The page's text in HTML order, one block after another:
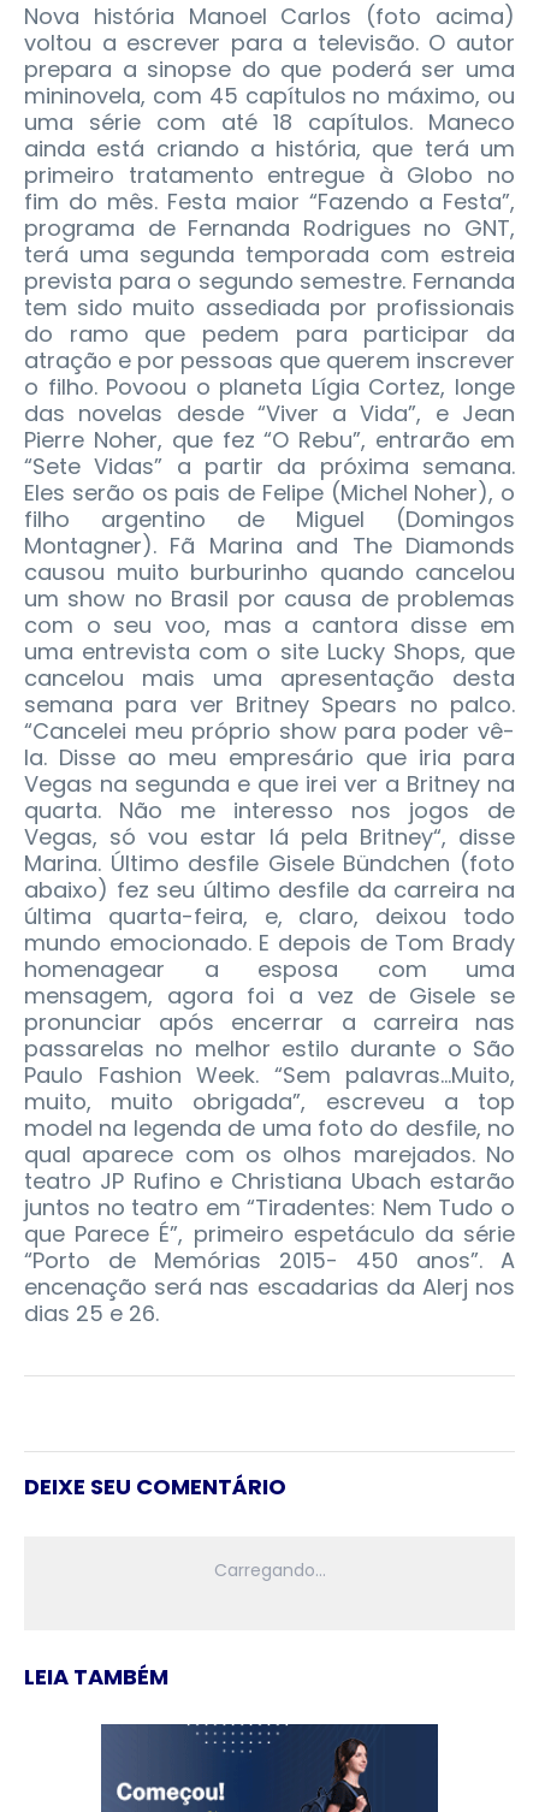
Nova história Manoel Carlos (foto acima)
voltou a escrever para a televisão. O autor
prepara a sinopse do que poderá ser uma
mininovela, com 45 capítulos no máximo, ou
uma série com até 18 capítulos. Maneco
ainda está criando a história, que terá um
primeiro tratamento entregue à Globo no
fim do mês. Festa maior “Fazendo a Festa”,
programa de Fernanda Rodrigues no GNT,
terá uma segunda temporada com estreia
prevista para o segundo semestre. Fernanda
tem sido muito assediada por profissionais
do ramo que pedem para participar da
atração e por pessoas que querem inscrever
o filho. Povoou o planeta Lígia Cortez, longe
das novelas desde “Viver a Vida”, e Jean
Pierre Noher, que fez “O Rebu”, entrarão em
“Sete Vidas” a partir da próxima semana.
Eles serão os pais de Felipe (Michel Noher), o
filho argentino de Miguel (Domingos
Montagner). Fã Marina and The Diamonds
causou muito burburinho quando cancelou
um show no Brasil por causa de problemas
com o seu voo, mas a cantora disse em
uma entrevista com o site Lucky Shops, que
cancelou mais uma apresentação desta
semana para ver Britney Spears no palco.
“Cancelei meu próprio show para poder vê-
la. Disse ao meu empresário que iria para
Vegas na segunda e que irei ver a Britney na
quarta. Não me interesso nos jogos de
Vegas, só vou estar lá pela Britney“, disse
Marina. Último desfile Gisele Bündchen (foto
abaixo) fez seu último desfile da carreira na
última quarta-feira, e, claro, deixou todo
mundo emocionado. E depois de Tom Brady
homenagear a esposa com uma
mensagem, agora foi a vez de Gisele se
pronunciar após encerrar a carreira nas
passarelas no melhor estilo durante o São
Paulo Fashion Week. “Sem palavras…Muito,
muito, muito obrigada”, escreveu a top
model na legenda de uma foto do desfile, no
qual aparece com os olhos marejados. No
teatro JP Rufino e Christiana Ubach estarão
juntos no teatro em “Tiradentes: Nem Tudo o
que Parece É”, primeiro espetáculo da série
“Porto de Memórias 2015- 450 anos”. A
encenação será nas escadarias da Alerj nos
dias 25 e 26.
DEIXE SEU COMENTÁRIO
LEIA TAMBÉM